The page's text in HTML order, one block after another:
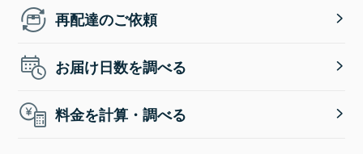
再配達のご依頼
お届け日数を調べる
料金を計算・調べる